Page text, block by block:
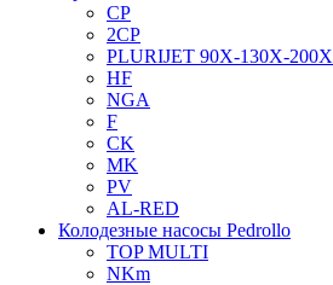
CP
2CP
PLURIJET 90X-130X-200X
HF
NGA
F
CK
MK
PV
AL-RED
Колодезные насосы Pedrollo
TOP MULTI
NKm